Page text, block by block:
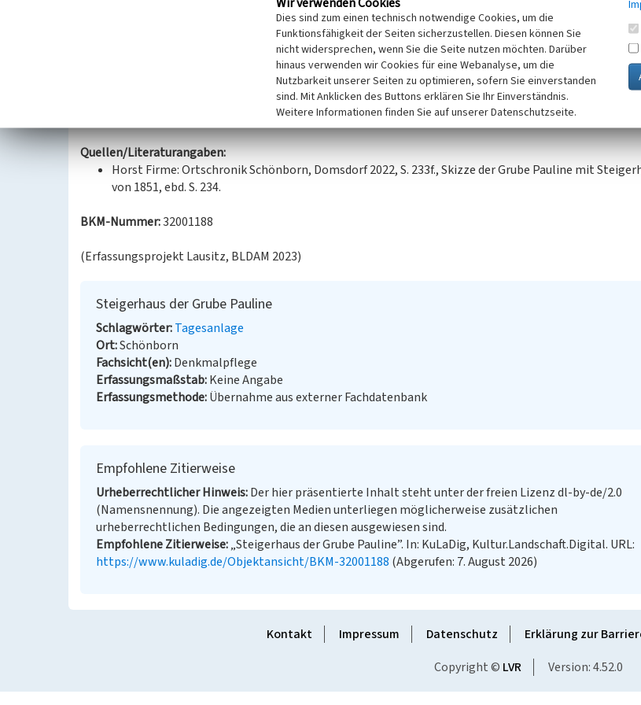
Gebäudefragmente markieren mit ihrem Standort die Grenze des Tagebaubereichs
zum Tiefbaubereich, der weiter südlich angrenzt. Im Geländerelief zeigen sich noch
heute landschaftlich die Strukturen der Tagebaufläche und der Bruchfelder, die aus der
Quellen/Literaturangaben:
Horst Firme: Ortschronik Schönborn, Domsdorf 2022, S. 233f., Skizze der Grube Pauline mit
von 1851, ebd. S. 234.
BKM-Nummer:32001188
(Erfassungsprojekt Lausitz, BLDAM 2023)
Steigerhaus der Grube Pauline
Schlagwörter Tagesanlage
Ort Schönborn
Fachsicht(en) Denkmalpflege
Erfassungsmaßstab Keine Angabe
Erfassungsmethode Übernahme aus externer Fachdatenbank
Empfohlene Zitierweise
Urheberrechtlicher Hinweis Der hier präsentierte Inhalt steht unter der freien Lizenz dl-by-de/2.0
(Namensnennung). Die angezeigten Medien unterliegen möglicherweise zusätzlichen
urheberrechtlichen Bedingungen, die an diesen ausgewiesen sind.
Empfohlene Zitierweise „Steigerhaus der Grube Pauline”. In: KuLaDig, Kultur.Landschaft.Digital. URL:
https://www.kuladig.de/Objektansicht/BKM-32001188 (Abgerufen: 7. August 2026)
Kontakt Impressum Datenschutz Erklärung zur
Copyright © LVR Version: 4.52.0
Dies sind zum einen technisch notwendige Cookies, um die
Funktionsfähigkeit der Seiten sicherzustellen. Diesen können Sie
nicht widersprechen, wenn Sie die Seite nutzen möchten. Darüber
hinaus verwenden wir Cookies für eine Webanalyse, um die
Nutzbarkeit unserer Seiten zu optimieren, sofern Sie einverstanden
sind. Mit Anklicken des Buttons erklären Sie Ihr Einverständnis.
Weitere Informationen finden Sie auf unserer Datenschutzseite.